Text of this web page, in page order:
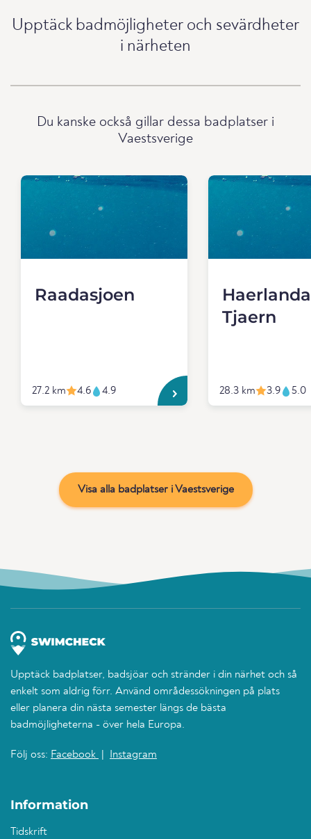
Upptäck badmöjligheter och sevärdheter
i närheten
Du kanske också gillar dessa badplatser i
Vaestsverige
Raadasjoen
27.2 km 4.6 4.9
Haerlanda
Tjaern
28.3 km 3.9 5.0
Visa alla badplatser i Vaestsverige
Upptäck badplatser, badsjöar och stränder i din närhet och så
enkelt som aldrig förr. Använd områdessökningen på plats
eller planera din nästa semester längs de bästa
badmöjligheterna - över hela Europa.
Följ oss: Facebook Instagram
Information
Tidskrift